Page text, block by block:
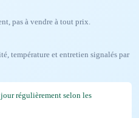
pas à vendre à tout prix.
température et entretien signalés par
régulièrement selon les